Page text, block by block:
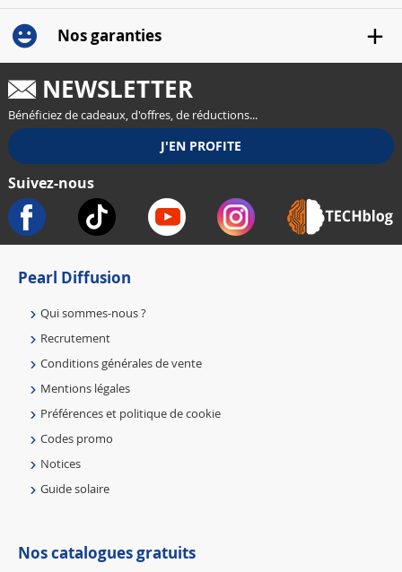
Nos garanties
NEWSLETTER
Bénéficiez de cadeaux, d'offres, de réductions...
Suivez-nous
Pearl Diffusion
Qui sommes-nous ?
Recrutement
Conditions générales de vente
Mentions légales
Préférences et politique de cookie
Codes promo
Notices
Guide solaire
Nos catalogues gratuits